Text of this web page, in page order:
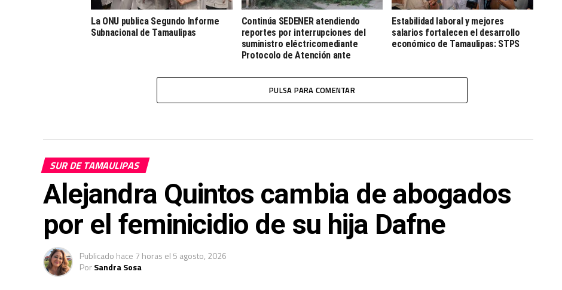
La ONU publica Segundo Informe
Subnacional de Tamaulipas
Continúa SEDENER atendiendo
reportes por interrupciones del
suministro eléctricomediante
Protocolo de Atención ante
Estabilidad laboral y mejores
salarios fortalecen el desarrollo
económico de Tamaulipas: STPS
PULSA PARA COMENTAR
SUR DE TAMAULIPAS
Alejandra Quintos cambia de abogados
por el feminicidio de su hija Dafne
Publicado hace 7 horas el5 agosto, 2026
PorSandra Sosa